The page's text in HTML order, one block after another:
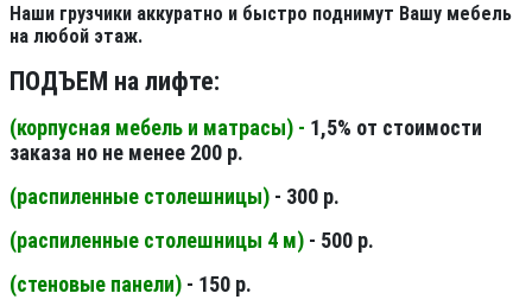
Наши грузчики аккуратно и быстро поднимут Вашу мебель
на любой этаж.
ПОДЪЕМ на лифте:
(корпусная мебель и матрасы) - 1,5% от стоимости
заказа но не менее 200 р.
(распиленные столешницы) - 300 р.
(распиленные столешницы 4 м) - 500 р.
(стеновые панели) - 150 р.